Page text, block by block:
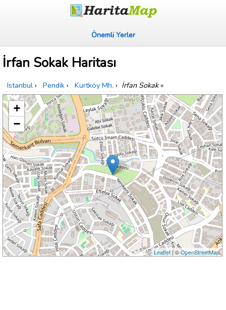
Önemli Yerler
İrfan Sokak Haritası
Istanbul › Pendik › Kurtköy Mh. › İrfan Sokak»
+
−
Leaflet| ©OpenStreetMap